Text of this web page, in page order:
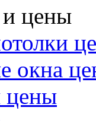
и цены
окна
цены